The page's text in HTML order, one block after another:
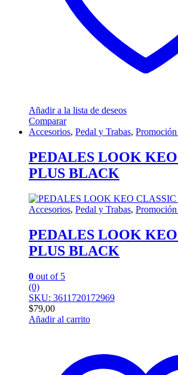
Añadir a la lista de deseos
Comparar
Accesorios, Pedal y Trabas,
PEDALES LOOK
PLUS BLACK
Accesorios, Pedal y Trabas,
PEDALES LOOK
PLUS BLACK
0 out of 5
(0)
SKU: 3611720172969
$79,00
Añadir al carrito